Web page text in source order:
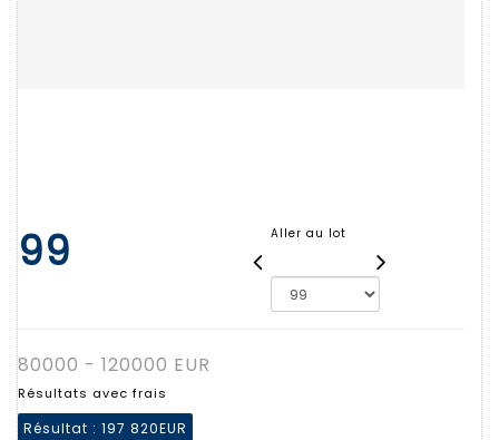
99 Aller au lot
80000 - 120000 EUR
Résultats avec frais
Résultat : 197 820EUR